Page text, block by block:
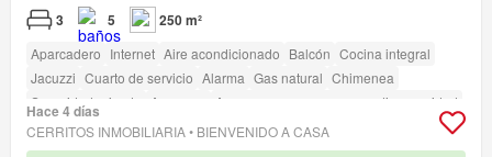
3 5 250 m²
Aparcadero Internet Aire acondicionado Balcón Cocina integral
Jacuzzi Cuarto de servicio Alarma Gas natural Chimenea
Seguridad privada
Ascensor Acceso para personas con discapacidad
Hace 4 días
CERRITOS INMOBILIARIA • BIENVENIDO A CASA